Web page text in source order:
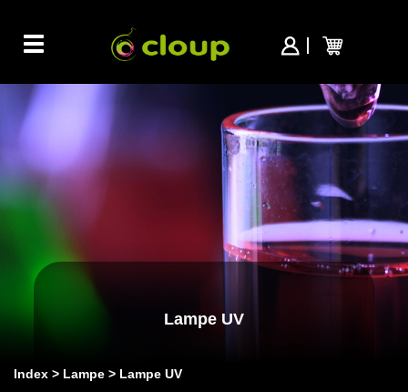
Toggle
navigation
Lampe UV
Index Lampe Lampe UV